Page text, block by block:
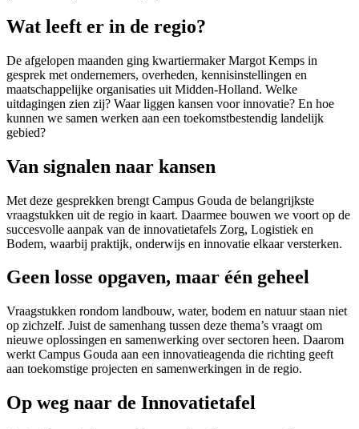
Wat leeft er in de regio?
De afgelopen maanden ging kwartiermaker Margot Kemps in
gesprek met ondernemers, overheden, kennisinstellingen en
maatschappelijke organisaties uit Midden-Holland. Welke
uitdagingen zien zij? Waar liggen kansen voor innovatie? En hoe
kunnen we samen werken aan een toekomstbestendig landelijk
gebied?
Van signalen naar kansen
Met deze gesprekken brengt Campus Gouda de belangrijkste
vraagstukken uit de regio in kaart. Daarmee bouwen we voort op de
succesvolle aanpak van de innovatietafels Zorg, Logistiek en
Bodem, waarbij praktijk, onderwijs en innovatie elkaar versterken.
Geen losse opgaven, maar één geheel
Vraagstukken rondom landbouw, water, bodem en natuur staan niet
op zichzelf. Juist de samenhang tussen deze thema’s vraagt om
nieuwe oplossingen en samenwerking over sectoren heen. Daarom
werkt Campus Gouda aan een innovatieagenda die richting geeft
aan toekomstige projecten en samenwerkingen in de regio.
Op weg naar de Innovatietafel